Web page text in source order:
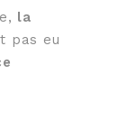
la
pas eu